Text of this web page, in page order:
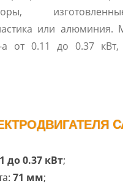
или алюминия.
до 0.37 кВт;
71 мм;